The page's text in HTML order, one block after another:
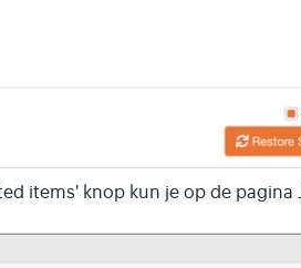
items' knop kun je op de pagina